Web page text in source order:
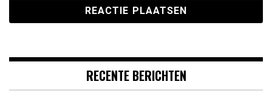
RECENTE BERICHTEN